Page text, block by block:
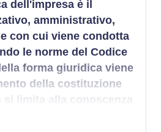
dell'impresa è il
amministrativo,
con cui viene condotta
le norme del Codice
forma giuridica viene
della costituzione
si limita alla conoscenza